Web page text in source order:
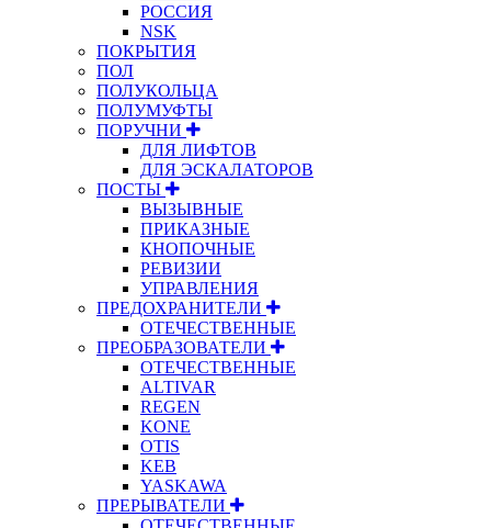
РОССИЯ
NSK
ПОКРЫТИЯ
ПОЛ
ПОЛУКОЛЬЦА
ПОЛУМУФТЫ
ПОРУЧНИ
ДЛЯ ЛИФТОВ
ДЛЯ ЭСКАЛАТОРОВ
ПОСТЫ
ВЫЗЫВНЫЕ
ПРИКАЗНЫЕ
КНОПОЧНЫЕ
РЕВИЗИИ
УПРАВЛЕНИЯ
ПРЕДОХРАНИТЕЛИ
ОТЕЧЕСТВЕННЫЕ
ПРЕОБРАЗОВАТЕЛИ
ОТЕЧЕСТВЕННЫЕ
ALTIVAR
REGEN
KONE
OTIS
KEB
YASKAWA
ПРЕРЫВАТЕЛИ